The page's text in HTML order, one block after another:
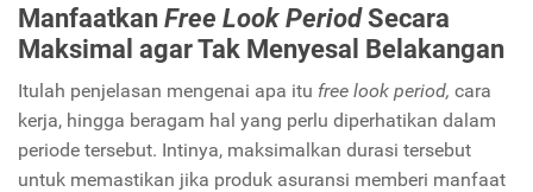
ManfaatkanFree Look PeriodSecara
Maksimal agar Tak Menyesal Belakangan
Itulah penjelasan mengenai apa itu free look period, cara
kerja, hingga beragam hal yang perlu diperhatikan dalam
periode tersebut. Intinya, maksimalkan durasi tersebut
untuk memastikan jika produk asuransi memberi manfaat